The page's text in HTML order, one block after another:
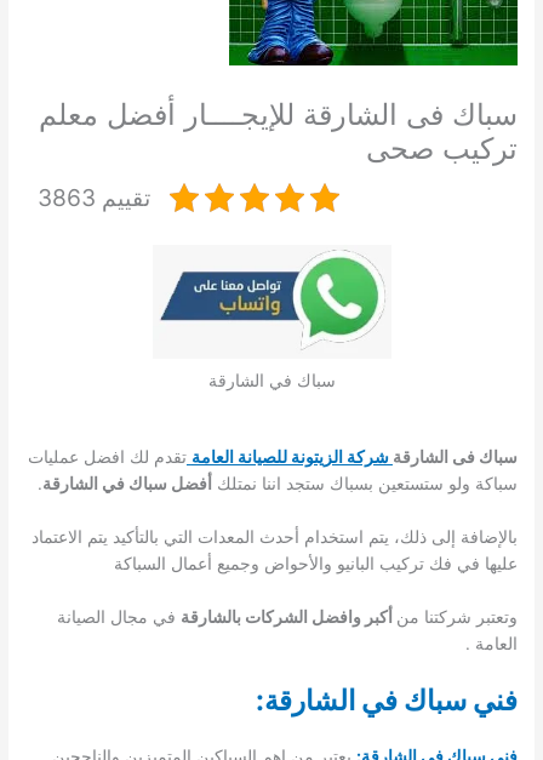
سباك فى الشارقة للإيجــــار أفضل معلم
تركيب صحى
تقييم 3863
سباك في الشارقة
سباك فى الشارقة شركة الزيتونة للصيانة العامة تقدم لك افضل عمليات
سباكة ولو ستستعين بسباك ستجد اننا نمتلك أفضل سباك في الشارقة.
بالإضافة إلى ذلك، يتم استخدام أحدث المعدات التي بالتأكيد يتم الاعتماد
عليها في فك تركيب البانيو والأحواض وجميع أعمال السباكة
وتعتبر شركتنا من أكبر وافضل الشركات بالشارقة في مجال الصيانة
العامة .
فني سباك في الشارقة: